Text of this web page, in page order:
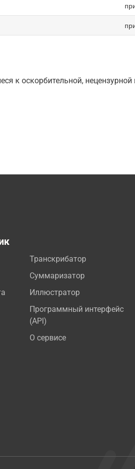
к оскорбительной,
Транскрибатор
Суммаризатор
Иллюстратор
Программный интерфейс
(API)
О сервисе